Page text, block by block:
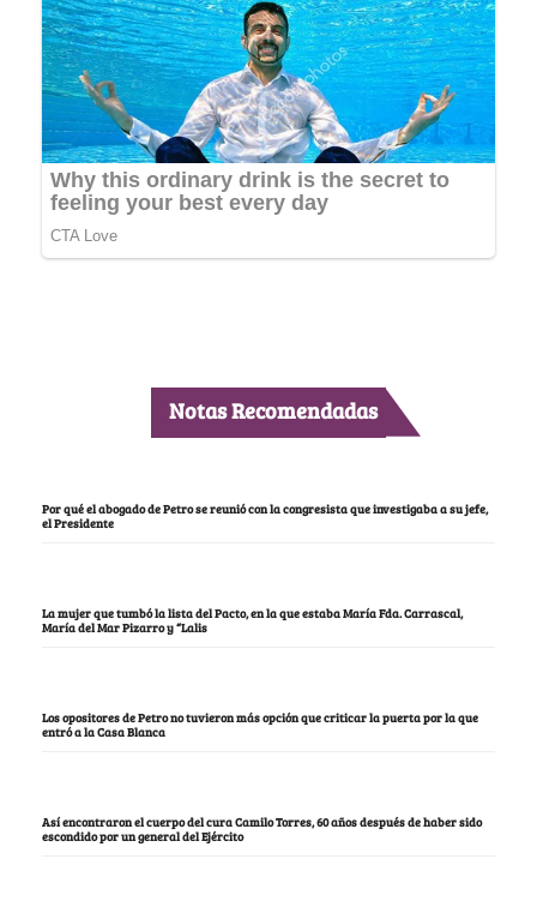
Notas Recomendadas
Por qué el abogado de Petro se reunió con la congresista que investigaba a su jefe,
el Presidente
La mujer que tumbó la lista del Pacto, en la que estaba María Fda. Carrascal,
María del Mar Pizarro y “Lalis
Los opositores de Petro no tuvieron más opción que criticar la puerta por la que
entró a la Casa Blanca
Así encontraron el cuerpo del cura Camilo Torres, 60 años después de haber sido
escondido por un general del Ejército